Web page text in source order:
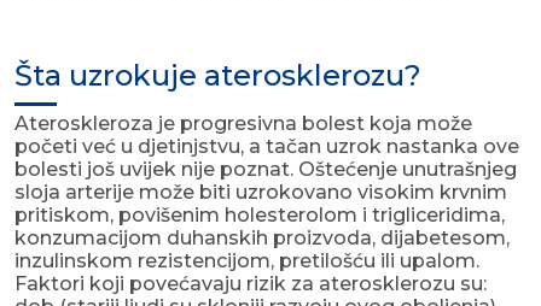
Šta uzrokuje aterosklerozu?
Ateroskleroza je progresivna bolest koja može
početi već u djetinjstvu, a tačan uzrok nastanka ove
bolesti još uvijek nije poznat. Oštećenje unutrašnjeg
sloja arterije može biti uzrokovano visokim krvnim
pritiskom, povišenim holesterolom i trigliceridima,
konzumacijom duhanskih proizvoda, dijabetesom,
inzulinskom rezistencijom, pretilošću ili upalom.
Faktori koji povećavaju rizik za aterosklerozu su: